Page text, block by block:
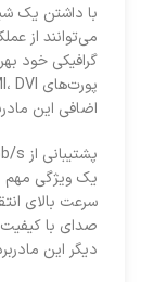
می‌توانند از
اضافی این
یک ویژگی مهم
سرعت بالای
دیگر این